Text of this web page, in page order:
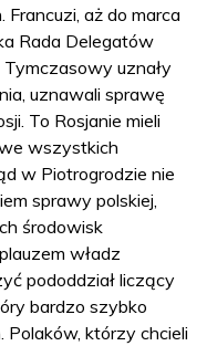
aż do marca
Rada Delegatów
Tymczasowy uznały
uznawali sprawę
To Rosjanie mieli
wszystkich
w Piotrogrodzie nie
sprawy polskiej,
środowisk
władz
pododdział liczący
bardzo szybko
którzy chcieli